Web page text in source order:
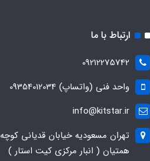
ارتباط با ما
09212275742
واحد فنی (واتساپ) 09354012034
info@kitstar.ir
تهران مسعودیه خیابان قدیانی کوچه
همتیان ( انبار مرکزی کیت استار )